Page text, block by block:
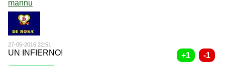
mannu
27-05-2016 22:51
UN INFIERNO!